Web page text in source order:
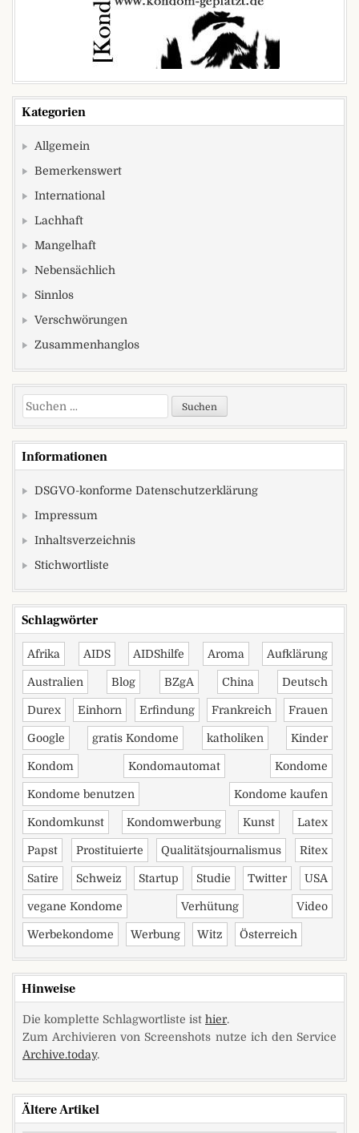
Kategorien
Allgemein
Bemerkenswert
International
Lachhaft
Mangelhaft
Nebensächlich
Sinnlos
Verschwörungen
Zusammenhanglos
Suchen nach:
Informationen
DSGVO-konforme Datenschutzerklärung
Impressum
Inhaltsverzeichnis
Stichwortliste
Schlagwörter
Afrika AIDS AIDShilfe Aroma Aufklärung
Australien Blog BZgA China Deutsch
Durex Einhorn Erfindung Frankreich Frauen
Google gratis Kondome katholiken Kinder
Kondom Kondomautomat Kondome
Kondome benutzen Kondome kaufen
Kondomkunst Kondomwerbung Kunst Latex
Papst Prostituierte Qualitätsjournalismus Ritex
Satire Schweiz Startup Studie Twitter USA
vegane Kondome Verhütung Video
Werbekondome Werbung Witz Österreich
Hinweise
Die komplette Schlagwortliste ist hier.
Zum Archivieren von Screenshots nutze ich den Service
Archive.today.
Ältere Artikel